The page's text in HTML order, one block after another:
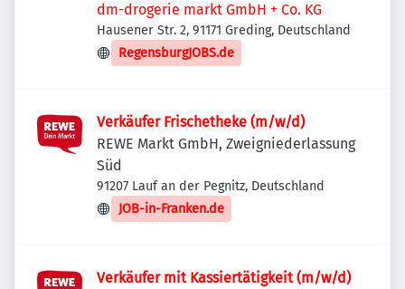
dm-drogerie markt GmbH + Co. KG
Hausener Str. 2, 91171 Greding, Deutschland
RegensburgJOBS.de
Verkäufer Frischetheke (m/w/d)
REWE Markt GmbH, Zweigniederlassung
Süd
91207 Lauf an der Pegnitz, Deutschland
JOB-in-Franken.de
Verkäufer mit Kassiertätigkeit (m/w/d)